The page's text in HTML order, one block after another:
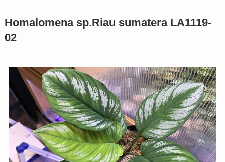
Homalomena sp.Riau sumatera LA1119-
02